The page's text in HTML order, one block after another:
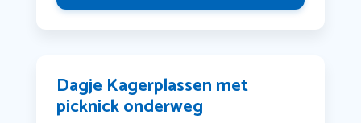
Dagje Kagerplassen met
picknick onderweg